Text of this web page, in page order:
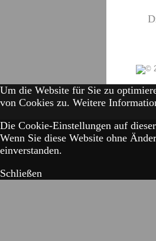
Um die Website für Sie zu
von Cookies zu. Weitere
Die Cookie-Einstellungen auf
Wenn Sie diese Website ohne
einverstanden.
Schließen